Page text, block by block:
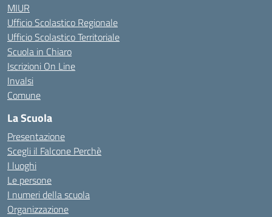
MIUR
Ufficio Scolastico Regionale
Ufficio Scolastico Territoriale
Scuola in Chiaro
Iscrizioni On Line
Invalsi
Comune
La Scuola
Presentazione
Scegli il Falcone Perchè
I luoghi
Le persone
I numeri della scuola
Organizzazione